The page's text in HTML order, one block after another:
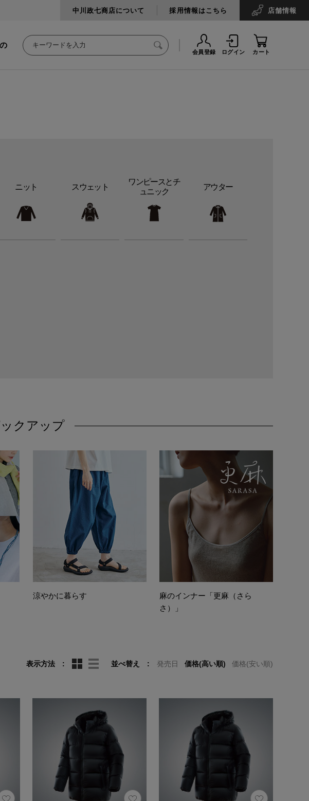
中川政七商店について 採用情報はこちら 店舗情報
会員登録 ログイン カート
ニット スウェット
ワンピースとチ
ュニック
アウター
クアップ
涼やかに暮らす
麻のインナー「更麻（さら
さ）」
表示方法 並べ替え 発売日 価格(高い順) 価格(安い順)